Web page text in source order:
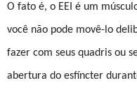
O fato é, o EEI é um
você não pode movê-lo
fazer com seus quadris ou
abertura do esfíncter